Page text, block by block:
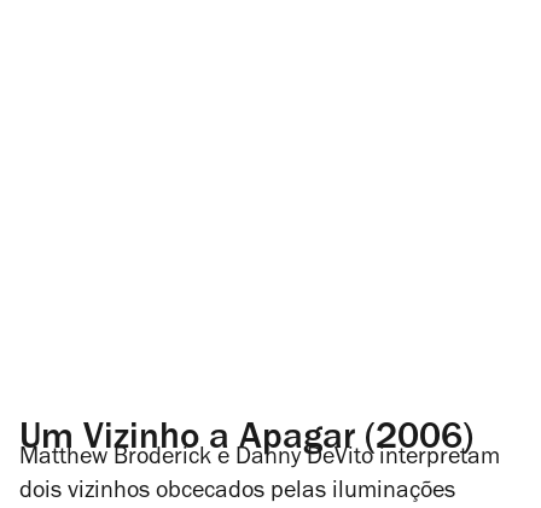
Um Vizinho a Apagar (2006)
Matthew Broderick e Danny DeVito interpretam
dois vizinhos obcecados pelas iluminações